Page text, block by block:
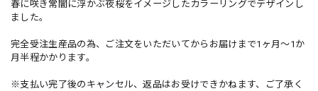
春に咲き常闇に浮かぶ夜桜をイメージしたカラーリングでデザインし
ました。
完全受注生産品の為、ご注文をいただいてからお届けまで1ヶ月〜1か
月半程かかります。
※支払い完了後のキャンセル、返品はお受けできかねます、ご了承く